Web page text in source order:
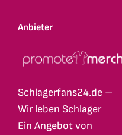
Anbieter
Schlagerfans24.de –
Wir leben Schlager
Ein Angebot von